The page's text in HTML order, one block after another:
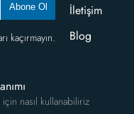
Abone Ol
kaçırmayın.
nasıl kullanabiliriz
İletişim
Blog